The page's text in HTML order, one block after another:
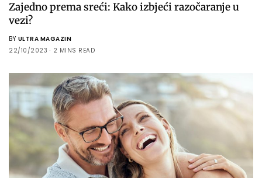
Zajedno prema sreći: Kako izbjeći razočaranje u
vezi?
BY ULTRA MAGAZIN
22/10/2023
2 MINS READ